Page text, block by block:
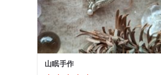
山眠手作